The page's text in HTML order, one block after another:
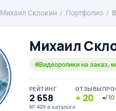
Михаил Склокин Портфолио
Михаил
Видеоролики на заказ,
РЕЙТИНГ
2 658
№ 409 в каталоге
ОТЗЫВЫ
20 -/10